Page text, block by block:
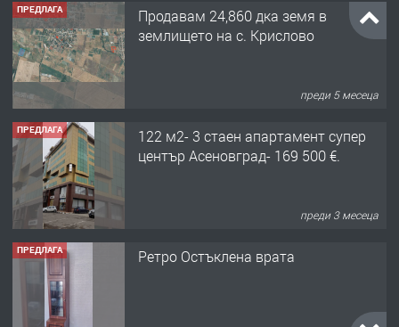
ПРЕДЛАГА
Продавам 24,860 дка земя в
землището на с. Крислово
преди 5 месеца
ПРЕДЛАГА
122 м2- 3 стаен апартамент супер
център Асеновград- 169 500 €.
преди 3 месеца
ПРЕДЛАГА Ретро Остъклена врата